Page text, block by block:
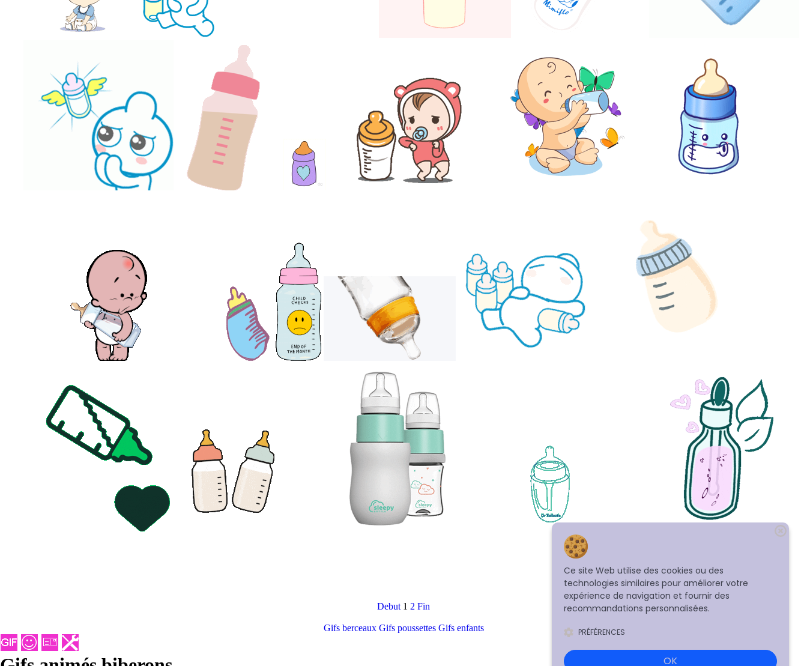
Debut 1 2 Fin
Gifs berceaux Gifs poussettes Gifs enfants
Ce site Web utilise des cookies ou des
technologies similaires pour améliorer votre
expérience de navigation et fournir des
recommandations personnalisées.
PRÉFÉRENCES
OK